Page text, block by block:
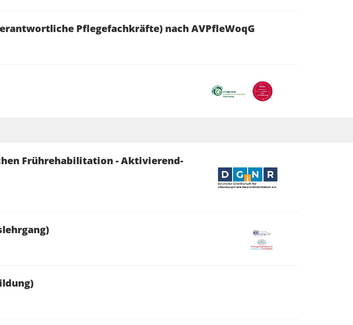
Pflegefachkräfte) nach AVPfleWoqG
Frührehabilitation - Aktivierend-